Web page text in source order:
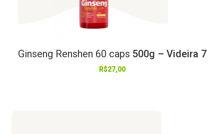
Ginseng Renshen 60 caps 500g – Videira 7
R$27,00